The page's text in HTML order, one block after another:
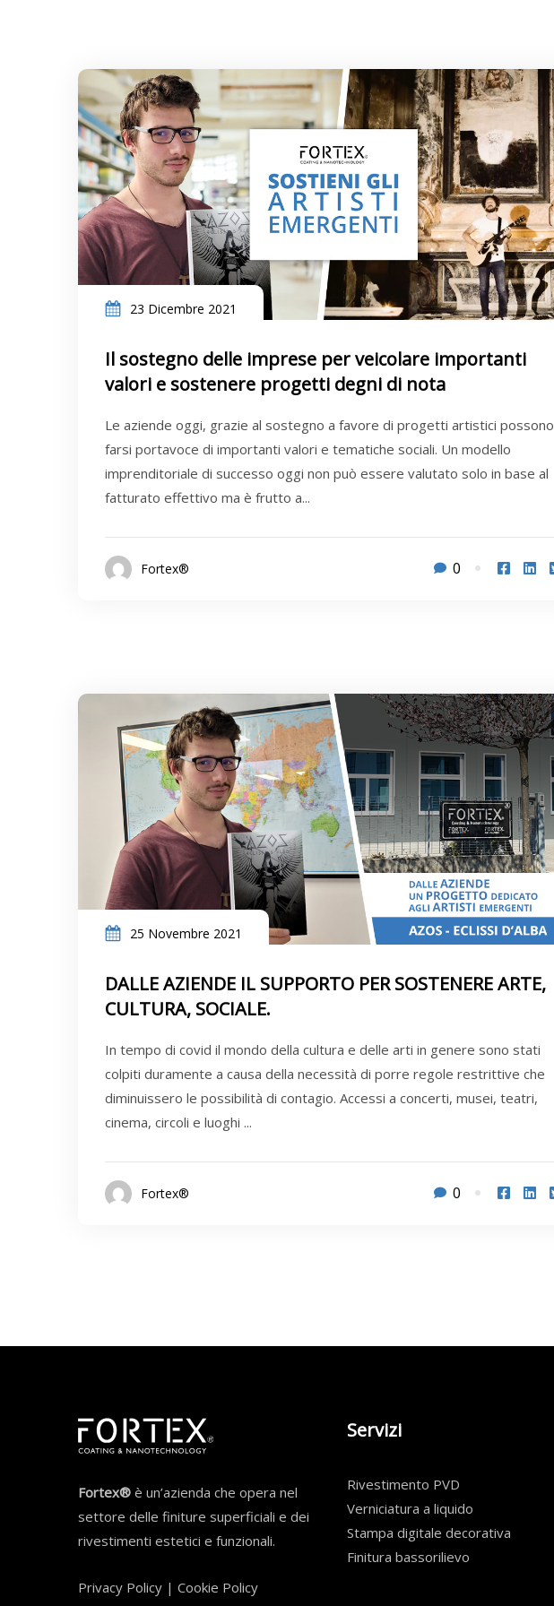
23 Dicembre 2021
Il sostegno delle imprese per veicolare importanti
valori e sostenere progetti degni di nota
Le aziende oggi, grazie al sostegno a favore di progetti artistici possono
farsi portavoce di importanti valori e tematiche sociali. Un modello
imprenditoriale di successo oggi non può essere valutato solo in base al
fatturato effettivo ma è frutto a...
Fortex® 0
25 Novembre 2021
DALLE AZIENDE IL SUPPORTO PER SOSTENERE ARTE,
CULTURA, SOCIALE.
In tempo di covid il mondo della cultura e delle arti in genere sono stati
colpiti duramente a causa della necessità di porre regole restrittive che
diminuissero le possibilità di contagio. Accessi a concerti, musei, teatri,
cinema, circoli e luoghi ...
Fortex® 0
Fortex® è un’azienda che opera nel
settore delle finiture superficiali e dei
rivestimenti estetici e funzionali.
Privacy Policy | Cookie Policy
Servizi
Rivestimento PVD
Verniciatura a liquido
Stampa digitale decorativa
Finitura bassorilievo